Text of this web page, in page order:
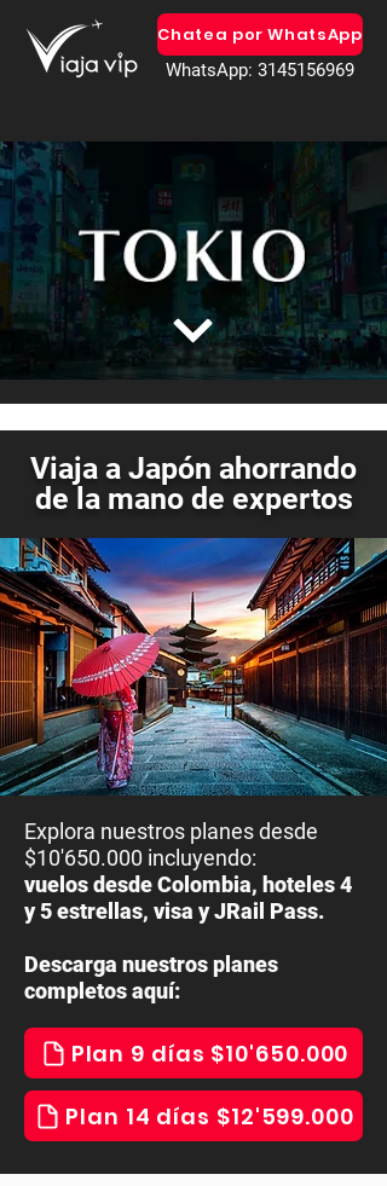
Chatea por WhatsApp
WhatsApp: 3145156969
Viaja a Japón ahorrando
de la mano de expertos
Explora nuestros planes desde
$10'650.000 incluyendo:
vuelos desde Colombia, hoteles 4
y 5 estrellas, visa y JRail Pass.
Descarga nuestros planes
completos aquí:
Plan 9 días $10'650.000
Plan 14 días $12'599.000